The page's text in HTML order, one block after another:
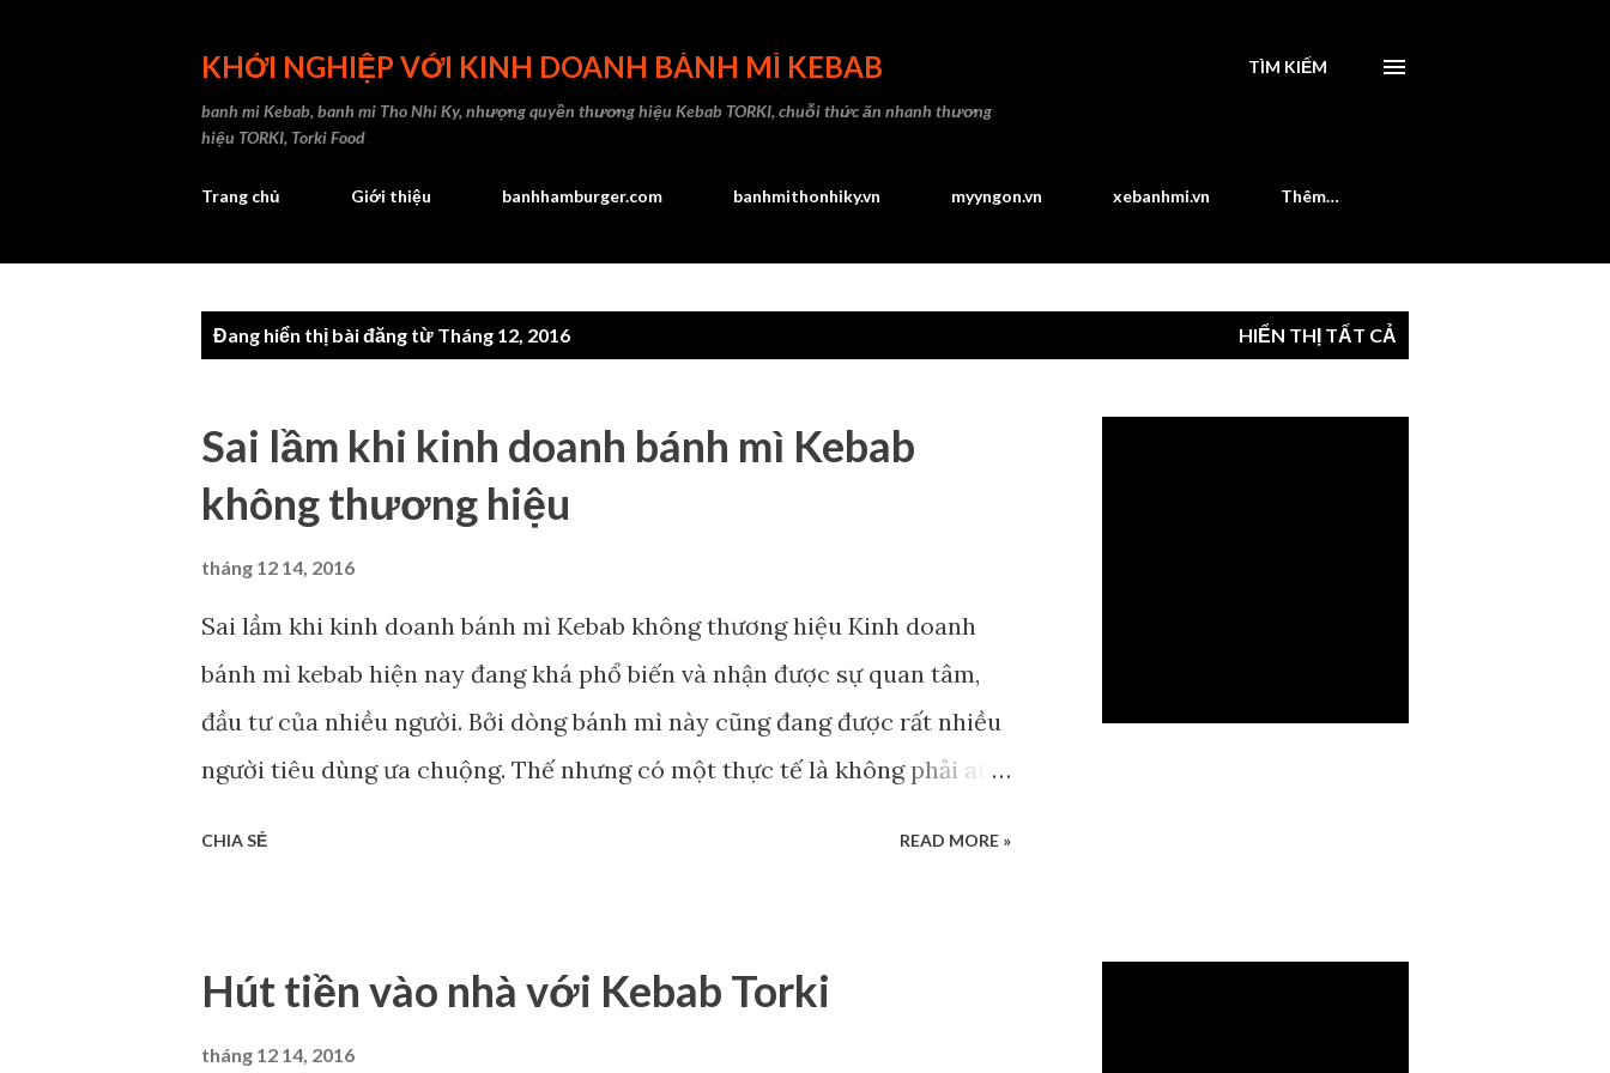
KHỞI NGHIỆP VỚI KINH DOANH BÁNH MÌ KEBAB
banh mi Kebab, banh mi Tho Nhi Ky, nhượng quyền thương hiệu Kebab TORKI, chuỗi thức ăn nhanh thương
hiệu TORKI, Torki Food
TÌM KIẾM
Trang chủ Giới thiệu banhhamburger.com banhmithonhiky.vn myyngon.vn xebanhmi.vn Thêm…
Đang hiển thị bài đăng từ Tháng 12, 2016 HIỂN THỊ TẤT CẢ
Sai lầm khi kinh doanh bánh mì Kebab
không thương hiệu
tháng 12 14, 2016
Sai lầm khi kinh doanh bánh mì Kebab không thương hiệu Kinh doanh
bánh mì kebab hiện nay đang khá phổ biến và nhận được sự quan tâm,
đầu tư của nhiều người. Bởi dòng bánh mì này cũng đang được rất nhiều
người tiêu dùng ưa chuộng. Thế nhưng có một thực tế là không phải ai
cách tận dụng cơ hội của mỗi chủ doanh nghiệp là khác nhau. Với việc
kinh doanh bánh mì kebab cũng vậy. Bạn đừng chỉ nhìn vào một vài chiếc
CHIA SẺ READ MORE »
Hút tiền vào nhà với Kebab Torki
tháng 12 14, 2016